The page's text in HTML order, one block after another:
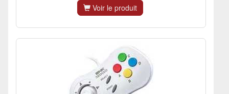
Voir le produit